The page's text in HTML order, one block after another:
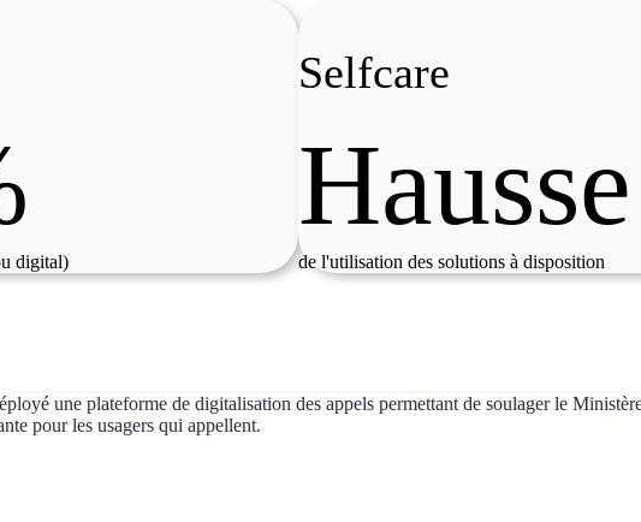
digital)
Selfcare
Hausse
de l'utilisation des solutions à disposition
une plateforme de digitalisation des appels permettant de soulager le
pour les usagers qui appellent.